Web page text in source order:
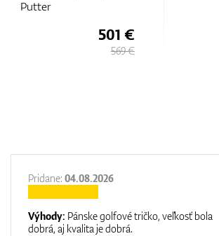
293 €
Pridane: 04.08.2026
Výhody: Pánske golfové tričko, veľkosť bola
dobrá, aj kvalita je dobrá.